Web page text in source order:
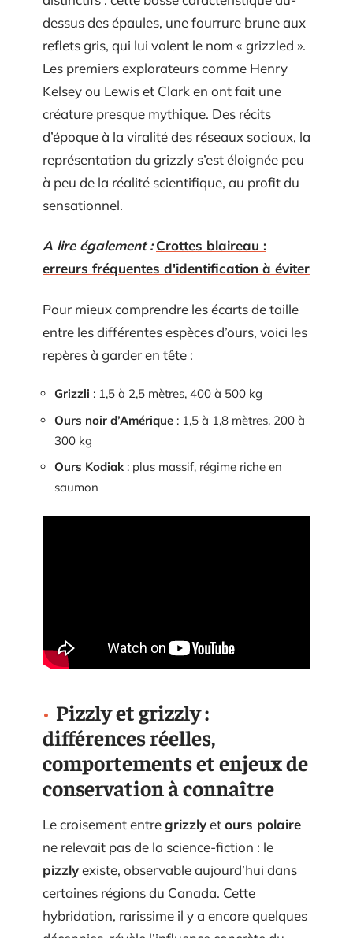
dessus des épaules, une fourrure brune aux
reflets gris, qui lui valent le nom « grizzled ».
Les premiers explorateurs comme Henry
Kelsey ou Lewis et Clark en ont fait une
créature presque mythique. Des récits
d’époque à la viralité des réseaux sociaux, la
représentation du grizzly s’est éloignée peu
à peu de la réalité scientifique, au profit du
sensationnel.
A lire également : Crottes blaireau :
erreurs fréquentes d'identification à éviter
Pour mieux comprendre les écarts de taille
entre les différentes espèces d’ours, voici les
repères à garder en tête :
Grizzli : 1,5 à 2,5 mètres, 400 à 500 kg
Ours noir d’Amérique : 1,5 à 1,8 mètres, 200 à
300 kg
Ours Kodiak: plus massif, régime riche en
saumon
Pizzly et grizzly :
différences réelles,
comportements et enjeux de
conservation à connaître
Le croisement entregrizzlyetours polaire
ne relevait pas de la science-fiction : le
pizzlyexiste, observable aujourd’hui dans
certaines régions du Canada. Cette
hybridation, rarissime il y a encore quelques